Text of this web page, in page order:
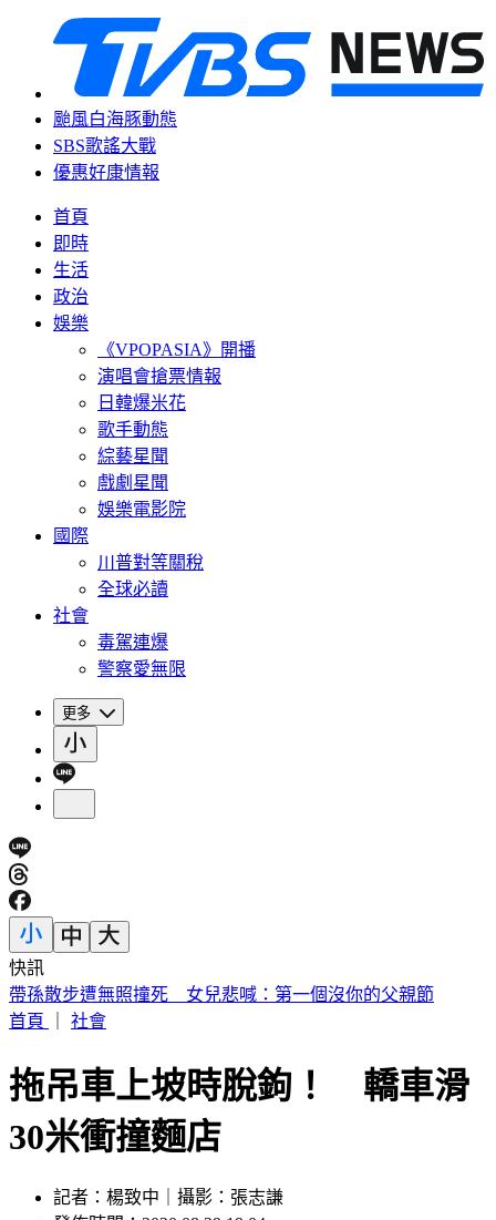
颱風白海豚動態
SBS歌謠大戰
優惠好康情報
首頁
即時
生活
政治
娛樂
《VPOPASIA》開播
演唱會搶票情報
日韓爆米花
歌手動態
綜藝星聞
戲劇星聞
娛樂電影院
國際
川普對等關稅
全球必讀
社會
毒駕連爆
警察愛無限
更多
快訊
疫苗風暴燒回陳時中！羅旺哲：沈伯洋成受害者
首頁
社會
拖吊車上坡時脫鉤！ 轎車滑
30米衝撞麵店
記者：楊致中｜攝影：張志謙